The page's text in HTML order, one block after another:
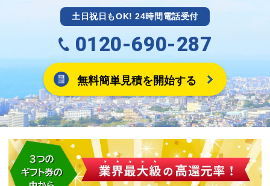
土日祝日もOK! 24時間電話受付
0120-690-287
無料簡単見積を開始する